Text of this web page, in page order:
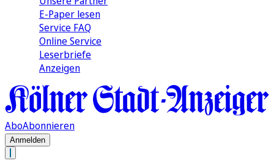
E-Paper lesen
Service FAQ
Online Service
Leserbriefe
Anzeigen
AboAbonnieren
Anmelden